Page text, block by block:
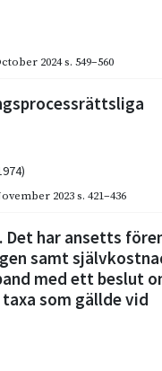
2024s. 549–560
2023 s. 421–436
Det har ansetts
samt
med ett beslut
som gällde vid